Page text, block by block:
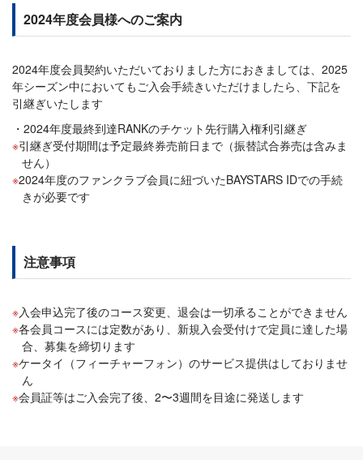
2024年度会員様へのご案内
2024年度会員契約いただいておりました方におきましては、2025
年シーズン中においてもご入会手続きいただけましたら、下記を
引継ぎいたします
2024年度最終到達RANKのチケット先行購入権利引継ぎ
引継ぎ受付期間は予定最終券売前日まで（振替試合券売は含みま
せん）
2024年度のファンクラブ会員に紐づいたBAYSTARS IDでの手続
きが必要です
注意事項
入会申込完了後のコース変更、退会は一切承ることができません
各会員コースには定数があり、新規入会受付けで定員に達した場
合、募集を締切ります
ケータイ（フィーチャーフォン）のサービス提供はしておりませ
ん
会員証等はご入会完了後、2〜3週間を目途に発送します